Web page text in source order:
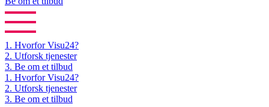
1. Hvorfor Visu24?
2. Utforsk tjenester
3. Be om et tilbud
1. Hvorfor Visu24?
2. Utforsk tjenester
3. Be om et tilbud